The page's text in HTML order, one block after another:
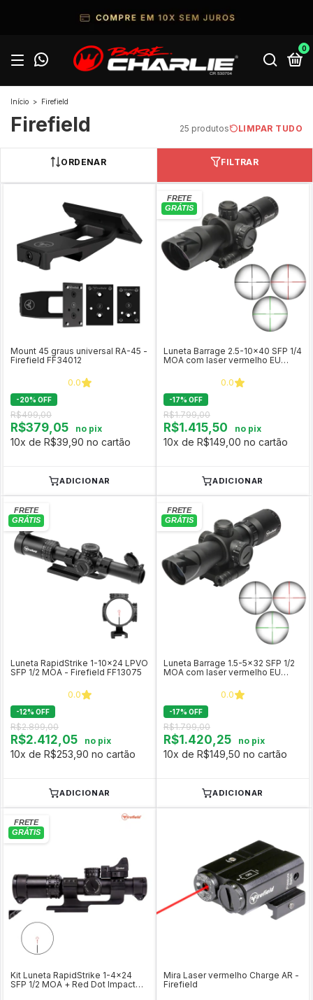
0
Início > Firefield
Firefield 25 produtos LIMPAR TUDO
ORDENAR FILTRAR
Mount 45 graus universal RA-45 -
Firefield FF34012
0.0
-20% OFF
R$499,00
R$379,05 no pix
10x de R$39,90 no cartão
ADICIONAR
Luneta Barrage 2.5-10x40 SFP 1/4
MOA com laser vermelho EU
0.0
-17% OFF
R$1.799,00
R$1.415,50 no pix
10x de R$149,00 no cartão
ADICIONAR
Luneta RapidStrike 1-10x24 LPVO
SFP 1/2 MOA - Firefield FF13075
0.0
-12% OFF
R$2.899,00
R$2.412,05 no pix
10x de R$253,90 no cartão
ADICIONAR
Luneta Barrage 1.5-5x32 SFP 1/2
MOA com laser vermelho EU
0.0
-17% OFF
R$1.799,00
R$1.420,25 no pix
10x de R$149,50 no cartão
ADICIONAR
Kit Luneta RapidStrike 1-4x24
SFP 1/2 MOA + Red Dot Impact
Mira Laser vermelho Charge AR -
Firefield